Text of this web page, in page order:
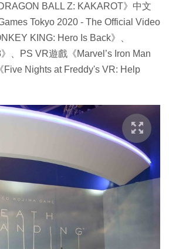
BALL Z: KAKAROT》中文
Tokyo 2020 - The Official Video
KING: Hero Is Back》、
、PS VR遊戲《Marvel’s Iron Man
Nights at Freddy's VR: Help